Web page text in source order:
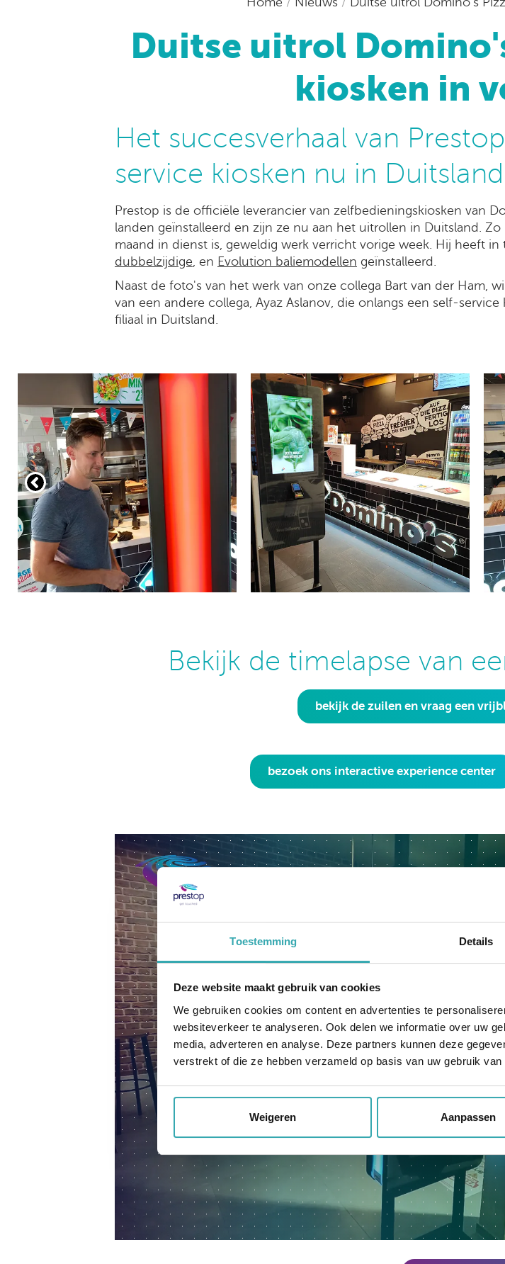
Toestemming Details
Deze website maakt gebruik van cookies
We gebruiken cookies om content en advertenties te
websiteverkeer te analyseren. Ook delen we informatie over uw
media, adverteren en analyse. Deze partners kunnen deze
verstrekt of die ze hebben verzameld op basis van uw gebruik
Weigeren Aanpassen
Duitse uitrol
kiosken in
Het succesverhaal van
service kiosken nu in
Prestop is de officiële leverancier van zelfbedieningskiosken van
landen geïnstalleerd en zijn ze nu aan het uitrollen in Duitsland.
maand in dienst is, geweldig werk verricht vorige week. Hij heeft in
dubbelzijdige , en Evolution baliemodellen geïnstalleerd.
Naast de foto's van het werk van onze collega Bart van der Ham,
van een andere collega, Ayaz Aslanov, die onlangs een self-
filiaal in Duitsland.
Bekijk de timelapse van
bekijk de zuilen en vraag een
bezoek ons interactive experience center